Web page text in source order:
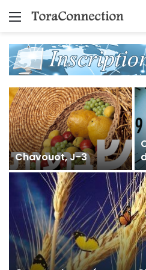
Menu
Chavouot, J-3